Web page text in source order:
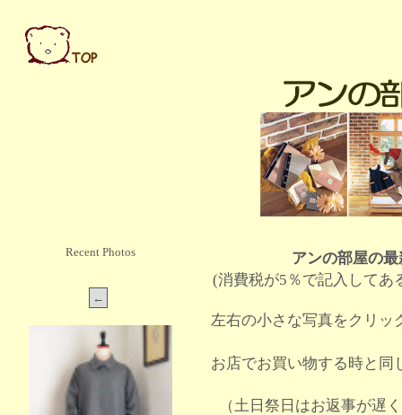
Recent Photos
アンの部屋の
(消費税が5％で記入してあ
左右の小さな写真をクリッ
お店でお買い物する時と同
（土日祭日はお返事が遅